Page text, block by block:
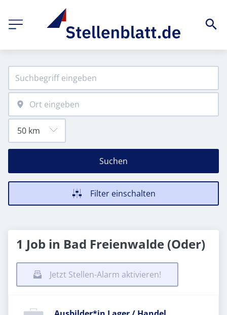
Suchen
Filter einschalten
1 Job in Bad Freienwalde (Oder)
Jetzt Stellen-Alarm aktivieren!